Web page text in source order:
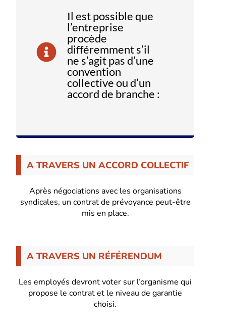
Il est possible que
l’entreprise
procède
différemment s’il
ne s’agit pas d’une
convention
collective ou d’un
accord de branche :
A TRAVERS UN ACCORD COLLECTIF
Après négociations avec les organisations
syndicales, un contrat de prévoyance peut-être
mis en place.
A TRAVERS UN RÉFÉRENDUM
Les employés devront voter sur l’organisme qui
propose le contrat et le niveau de garantie
choisi.